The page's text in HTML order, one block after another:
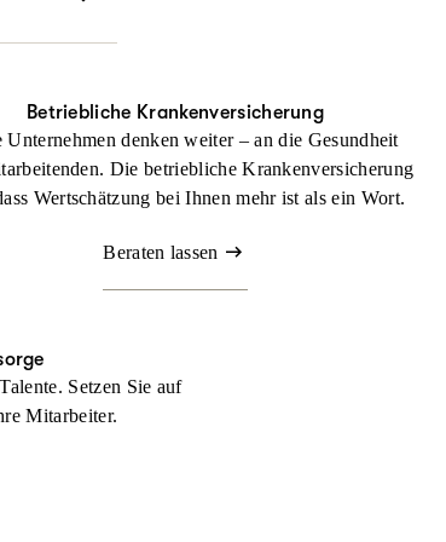
Betriebliche Krankenversicherung
Unternehmen denken weiter – an die Gesundheit
Die betriebliche Krankenversicherung
Wertschätzung bei Ihnen mehr ist als ein Wort.
Beraten lassen
Setzen Sie auf
Mitarbeiter.